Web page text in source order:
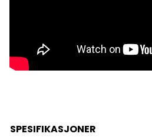
SPESIFIKASJONER